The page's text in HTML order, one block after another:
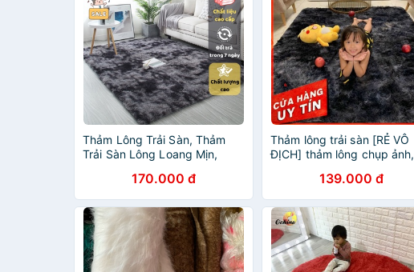
Thảm Lông Trải Sàn, Thảm
Trải Sàn Lông Loang Mịn,
170.000 đ
Thảm lông trải sàn [RẺ VÔ
ĐỊCH] thảm lông chụp ảnh,
sàn lông loang139.000 đ